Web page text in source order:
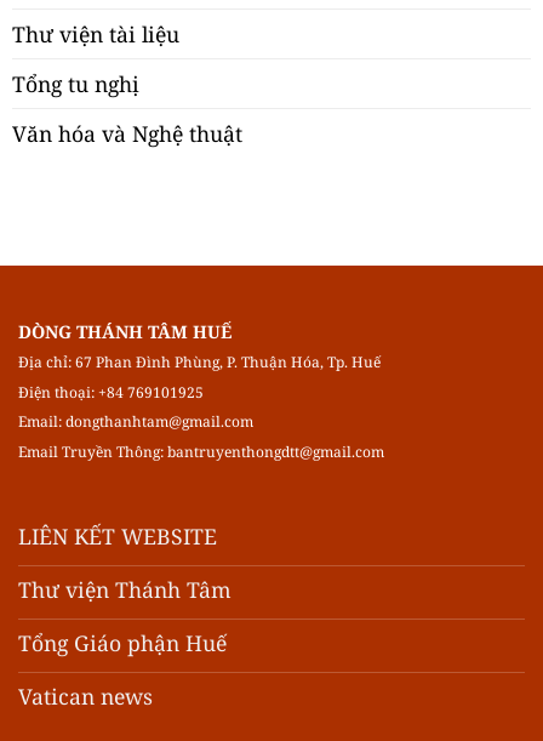
Thư viện tài liệu
Tổng tu nghị
Văn hóa và Nghệ thuật
DÒNG THÁNH TÂM HUẾ
Địa chỉ: 67 Phan Đình Phùng, P. Thuận Hóa, Tp. Huế
Điện thoại: +84 769101925
Email:dongthanhtam@gmail.com
Email Truyền Thông:bantruyenthongdtt@gmail.com
LIÊN KẾT WEBSITE
Thư viện Thánh Tâm
Tổng Giáo phận Huế
Vatican news